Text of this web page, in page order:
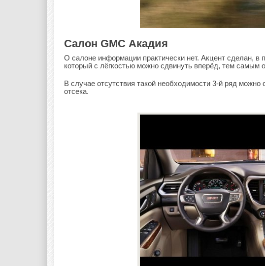
Салон GMC Акадия
О салоне информации практически нет. Акцент сделан,
который с лёгкостью можно сдвинуть вперёд, тем самым
В случае отсутствия такой необходимости 3-й ряд
отсека.